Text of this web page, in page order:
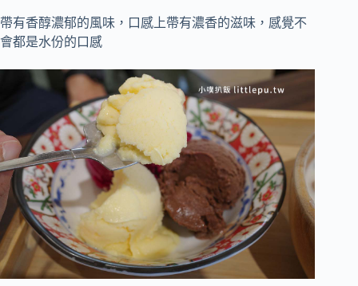
帶有香醇濃郁的風味，口感上帶有濃香的滋味，感覺不
會都是水份的口感